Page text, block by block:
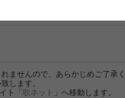
ませんので、あらかじめご了承く
します。
ト「歌ネット 」へ移動します。